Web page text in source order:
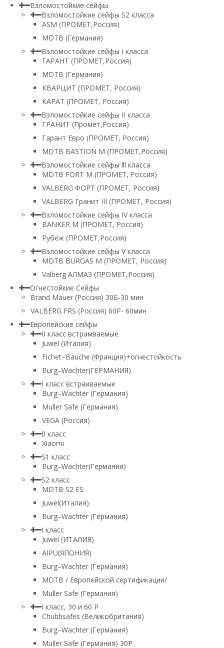
Взломостойкие сейфы
Взломостойкие сейфы S2 класса
ASM (ПРОМЕТ,Россия)
MDTB (Германия)
Взломостойкие сейфы I класса
ГАРАНТ (ПРОМЕТ,Россия)
MDTB (Германия)
КВАРЦИТ (ПРОМЕТ, Россия)
КАРАТ (ПРОМЕТ, Россия)
Взломостойкие сейфы II класса
ГРАНИТ (Промет,Россия)
Гарант Евро (ПРОМЕТ, Россия)
MDTB BASTION M (ПРОМЕТ,Россия)
Взломостойкие сейфы lll класса
MDTB FORT M (ПРОМЕТ, Россия)
VALBERG ФОРТ (ПРОМЕТ, Россия)
VALBERG Гранит III (ПРОМЕТ, Россия)
Взломостойкие сейфы IV класса
BANKER M (ПРОМЕТ, Россия)
Рубеж (ПРОМЕТ,Россия)
Взломостойкие сейфы V класса
MDTB BURGAS M (ПРОМЕТ, Россия)
Valberg АЛМАЗ (ПРОМЕТ,Россия)
Огнестойкие Сейфы
Brand Mauer (Россия) 30Б-30 мин
VALBERG FRS (Россия) 60Р- 60мин
Европейские сейфы
0 класс встрамваемые
Juwel (Италия)
Fichet–Bauche (Франция)+огнестойкость
Burg–Wachter(ГЕРМАНИЯ)
I класс встраиваемые
Burg–Wachter (Германия)
Muller Safe (Германия)
VEGA (Россия)
0 класс
Xiaomi
S1 класс
Burg–Wachter(Германия)
S2 класс
MDTB S2 ES
Juwel(Италия)
Burg–Wachter (Германия)
I класс
Juwel (ИТАЛИЯ)
AIPU(ЯПОНИЯ)
Burg–Wachter (Германия)
MDTB / Европейской сертификации/
Muller Safe (Германия)
I класс, 30 и 60 P
Chubbsafes (Великобритания)
Burg–Wachter (Германия)
Muller Safe (Германия) 30Р